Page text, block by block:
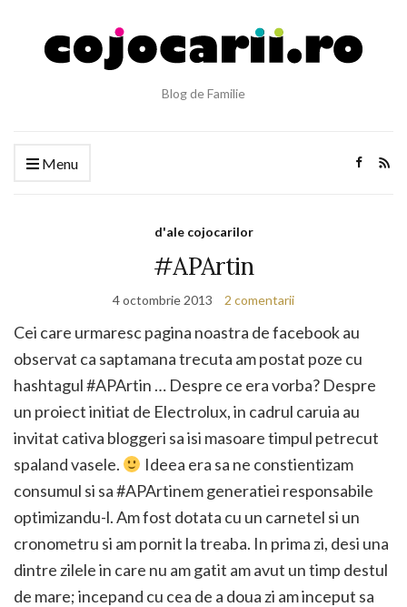
Blog de Familie
Menu
d'ale cojocarilor
#APArtin
4 octombrie 2013 2 comentarii
Cei care urmaresc pagina noastra de facebook au
observat ca saptamana trecuta am postat poze cu
hashtagul #APArtin … Despre ce era vorba? Despre
un proiect initiat de Electrolux, in cadrul caruia au
invitat cativa bloggeri sa isi masoare timpul petrecut
spaland vasele.
Ideea era sa ne constientizam
consumul si sa #APArtinem generatiei responsabile
optimizandu-l. Am fost dotata cu un carnetel si un
cronometru si am pornit la treaba. In prima zi, desi una
dintre zilele in care nu am gatit am avut un timp destul
de mare; incepand cu cea de a doua zi am inceput sa